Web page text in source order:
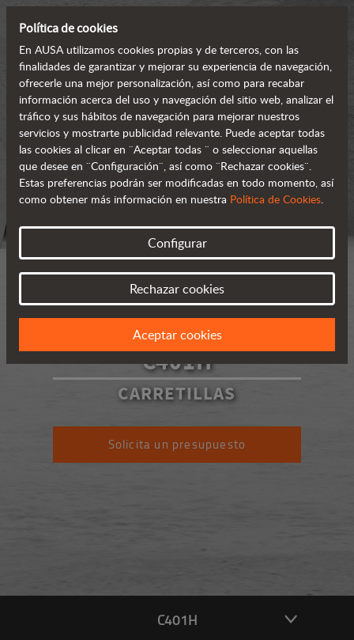
C401H
CARRETILLAS
Solicita un presupuesto
C401H
Política de cookies
En AUSA utilizamos cookies propias y de terceros, con las
finalidades de garantizar y mejorar su experiencia de navegación,
ofrecerle una mejor personalización, así como para recabar
información acerca del uso y navegación del sitio web, analizar el
tráfico y sus hábitos de navegación para mejorar nuestros
servicios y mostrarte publicidad relevante. Puede aceptar todas
las cookies al clicar en ¨Aceptar todas ¨ o seleccionar aquellas
que desee en ¨Configuración¨, así como ¨Rechazar cookies¨.
Estas preferencias podrán ser modificadas en todo momento, así
como obtener más información en nuestra Política de Cookies.
Configurar
Rechazar cookies
Aceptar cookies